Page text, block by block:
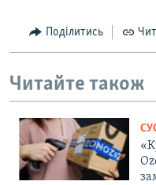
Поділитись
Читайте також